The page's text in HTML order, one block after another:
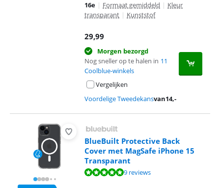
16e | Formaat gemiddeld | Kleur
transparant | Kunststof
29,99
Morgen bezorgd
Nog sneller op te halen in 11
Coolblue-winkels
Vergelijken
Voordelige Tweedekansvan14,-
BlueBuilt Protective Back
Cover met MagSafe iPhone 15
Transparant
Beoordeling is 9,5 van de 10, gebaseerd op 9 reviews.
9 reviews